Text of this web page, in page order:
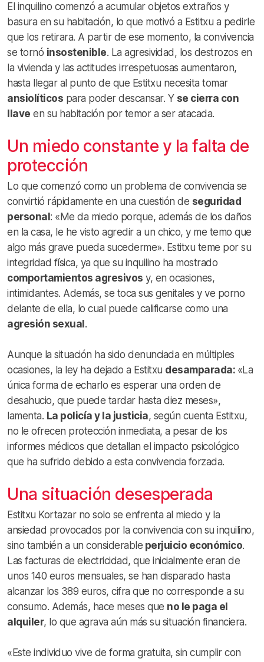
El inquilino comenzó a acumular objetos extraños y
basura en su habitación, lo que motivó a Estitxu a pedirle
que los retirara. A partir de ese momento, la convivencia
se tornó insostenible. La agresividad, los destrozos en
la vivienda y las actitudes irrespetuosas aumentaron,
hasta llegar al punto de que Estitxu necesita tomar
ansiolíticos para poder descansar. Y se cierra con
llave en su habitación por temor a ser atacada.
Un miedo constante y la falta de
protección
Lo que comenzó como un problema de convivencia se
convirtió rápidamente en una cuestión de seguridad
personal : «Me da miedo porque, además de los daños
en la casa, le he visto agredir a un chico, y me temo que
algo más grave pueda sucederme». Estitxu teme por su
integridad física, ya que su inquilino ha mostrado
comportamientos agresivos y, en ocasiones,
intimidantes. Además, se toca sus genitales y ve porno
delante de ella, lo cual puede calificarse como una
agresión sexual .
Aunque la situación ha sido denunciada en múltiples
ocasiones, la ley ha dejado a Estitxu desamparada: «La
única forma de echarlo es esperar una orden de
desahucio, que puede tardar hasta diez meses»,
lamenta. La policía y la justicia, según cuenta Estitxu,
no le ofrecen protección inmediata, a pesar de los
informes médicos que detallan el impacto psicológico
que ha sufrido debido a esta convivencia forzada.
Una situación desesperada
Estitxu Kortazar no solo se enfrenta al miedo y la
ansiedad provocados por la convivencia con su inquilino,
sino también a un considerable perjuicio económico.
Las facturas de electricidad, que inicialmente eran de
unos 140 euros mensuales, se han disparado hasta
alcanzar los 389 euros, cifra que no corresponde a su
consumo. Además, hace meses que no le paga el
alquiler, lo que agrava aún más su situación financiera.
«Este individuo vive de forma gratuita, sin cumplir con